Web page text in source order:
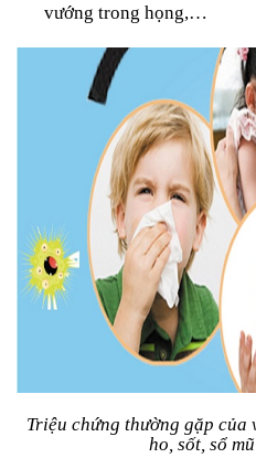
vướng trong họng,…
Triệu chứng thường gặp
ho, sốt, sổ